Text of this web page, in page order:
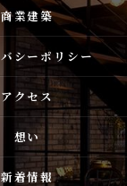
商業建築
シーポリシー
アクセス
想い
新着情報